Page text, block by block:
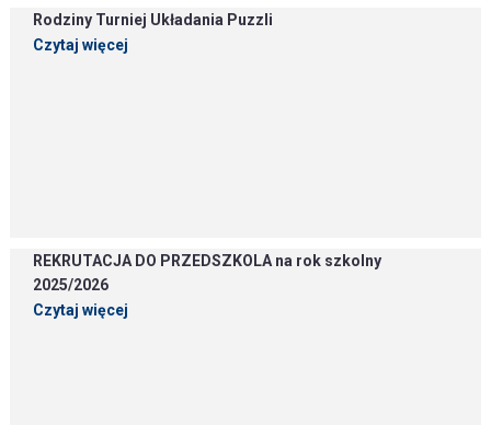
Rodziny Turniej Układania Puzzli
Czytaj więcej
REKRUTACJA DO PRZEDSZKOLA na rok szkolny
2025/2026
Czytaj więcej